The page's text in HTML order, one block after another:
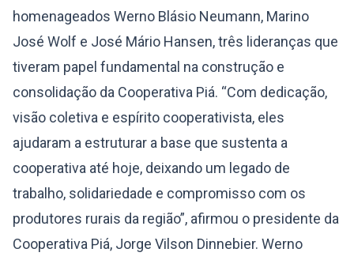
homenageados Werno Blásio Neumann, Marino
José Wolf e José Mário Hansen, três lideranças que
tiveram papel fundamental na construção e
consolidação da Cooperativa Piá. “Com dedicação,
visão coletiva e espírito cooperativista, eles
ajudaram a estruturar a base que sustenta a
cooperativa até hoje, deixando um legado de
trabalho, solidariedade e compromisso com os
produtores rurais da região”, afirmou o presidente da
Cooperativa Piá, Jorge Vilson Dinnebier. Werno